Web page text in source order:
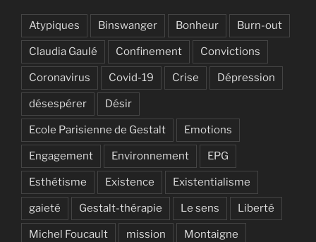
Atypiques Binswanger Bonheur Burn-out
Claudia Gaulé Confinement Convictions
Coronavirus Covid-19 Crise Dépression
désespérer Désir
Ecole Parisienne de Gestalt Emotions
Engagement Environnement EPG
Esthétisme Existence Existentialisme
gaieté Gestalt-thérapie Le sens Liberté
Michel Foucault mission Montaigne